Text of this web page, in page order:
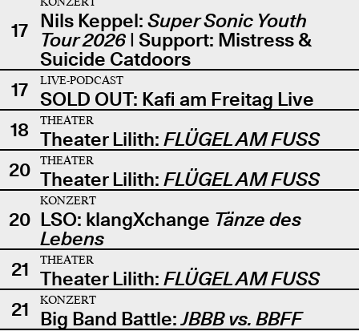
17 Nils Keppel: Super Sonic Youth
Tour 2026| Support: Mistress &
Suicide Catdoors
17
LIVE-PODCAST
SOLD OUT: Kafi am Freitag Live
18
THEATER
Theater Lilith: FLÜGEL AM FUSS
20
THEATER
Theater Lilith: FLÜGEL AM FUSS
20
KONZERT
LSO: klangXchange Tänze des
Lebens
21
THEATER
Theater Lilith: FLÜGEL AM FUSS
21
KONZERT
Big Band Battle:JBBB vs. BBFF